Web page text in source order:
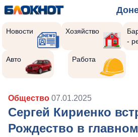
Новости Хозяйство
-
Авто Работа
Общество 07.01.2025
Сергей Кириенко
Рождество в